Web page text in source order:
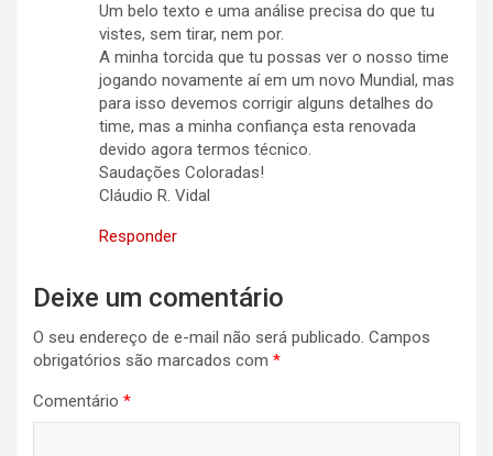
Um belo texto e uma análise precisa do que tu
vistes, sem tirar, nem por.
A minha torcida que tu possas ver o nosso time
jogando novamente aí em um novo Mundial, mas
para isso devemos corrigir alguns detalhes do
time, mas a minha confiança esta renovada
devido agora termos técnico.
Saudações Coloradas!
Cláudio R. Vidal
Responder
Deixe um comentário
O seu endereço de e-mail não será publicado. Campos
obrigatórios são marcados com *
Comentário *